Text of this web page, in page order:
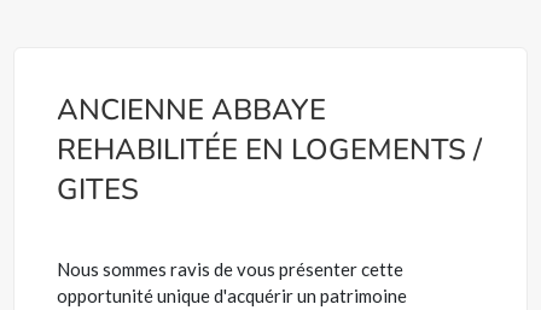
ANCIENNE ABBAYE
REHABILITÉE EN LOGEMENTS /
GITES
Nous sommes ravis de vous présenter cette
opportunité unique d'acquérir un patrimoine